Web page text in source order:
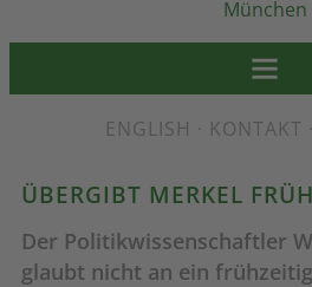
ENGLISH · KONTAKT ·
ÜBERGIBT MERKEL
Der Politikwissenschaftler
glaubt nicht an ein